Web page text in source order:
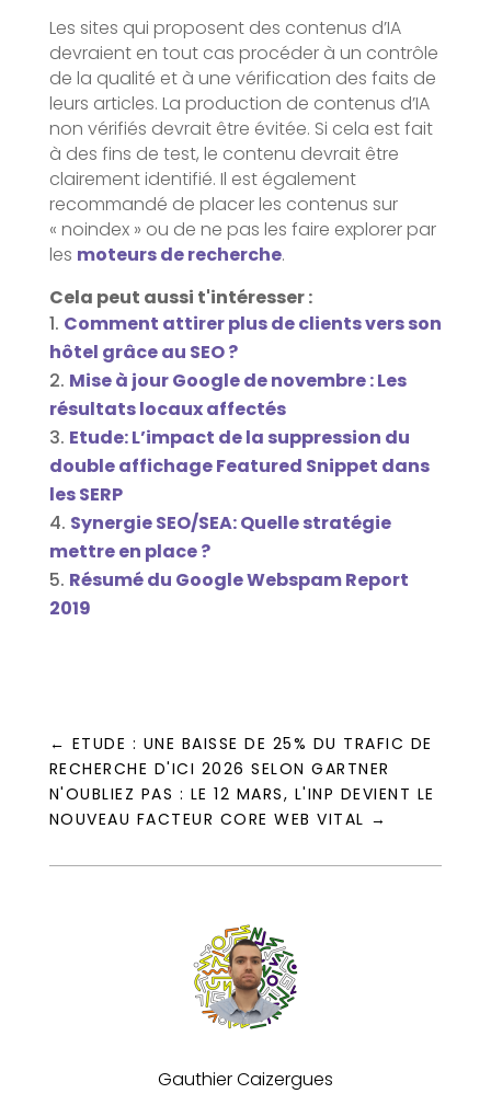
Les sites qui proposent des contenus d’IA
devraient en tout cas procéder à un contrôle
de la qualité et à une vérification des faits de
leurs articles. La production de contenus d’IA
non vérifiés devrait être évitée. Si cela est fait
à des fins de test, le contenu devrait être
clairement identifié. Il est également
recommandé de placer les contenus sur
« noindex » ou de ne pas les faire explorer par
les moteurs de recherche.
Cela peut aussi t'intéresser :
Comment attirer plus de clients vers son
hôtel grâce au SEO ?
Mise à jour Google de novembre : Les
résultats locaux affectés
Etude: L’impact de la suppression du
double affichage Featured Snippet dans
les SERP
Synergie SEO/SEA: Quelle stratégie
mettre en place ?
Résumé du Google Webspam Report
2019
← ETUDE : UNE BAISSE DE 25% DU TRAFIC DE
RECHERCHE D'ICI 2026 SELON GARTNER
N'OUBLIEZ PAS : LE 12 MARS, L'INP DEVIENT LE
NOUVEAU FACTEUR CORE WEB VITAL →
Gauthier Caizergues